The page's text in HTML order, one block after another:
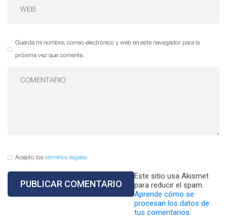
Guarda mi nombre, correo electrónico y web en este navegador para la
próxima vez que comente.
Acepto los términos legales
Este sitio usa Akismet
para reducir el spam.
Aprende cómo se
procesan los datos de
tus comentarios.